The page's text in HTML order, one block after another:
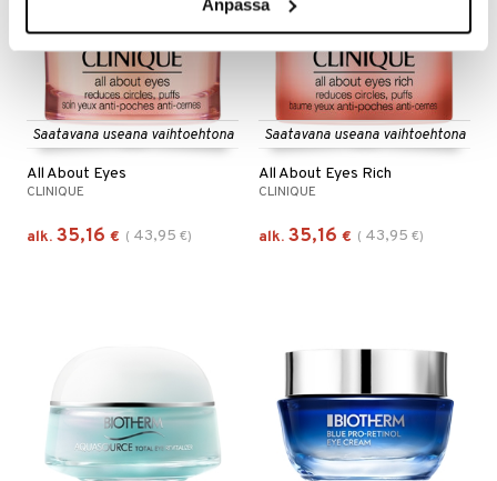
Anpassa
Saatavana useana vaihtoehtona
All About Eyes
CLINIQUE
alk. 35,16 € ( 43,95 €)
Saatavana useana vaihtoehtona
All About Eyes Rich
CLINIQUE
alk. 35,16 € ( 43,95 €)